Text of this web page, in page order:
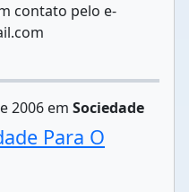
contato pelo e-
2006 em Sociedade
Para O